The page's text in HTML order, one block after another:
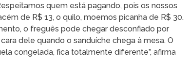
quem está pagando, pois os nossos
de R$ 13, o quilo, moemos picanha de R$ 30.
o freguês pode chegar desconfiado por
dele quando o sanduíche chega à mesa. O
congelada, fica totalmente diferente”, afirma